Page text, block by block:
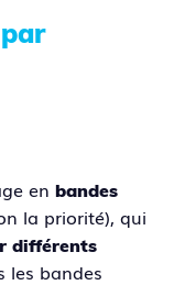
en bandes
la priorité), qui
différents
les bandes